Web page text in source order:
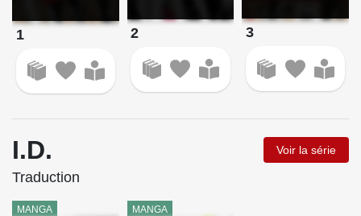
1 2 3
I.D. Voir la série
Traduction
MANGA MANGA